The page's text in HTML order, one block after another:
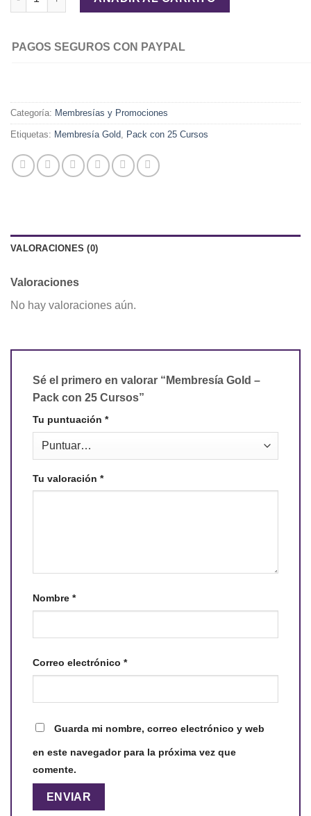
PAGOS SEGUROS CON PAYPAL
Categoría: Membresías y Promociones
Etiquetas: Membresía Gold, Pack con 25 Cursos
VALORACIONES (0)
Valoraciones
No hay valoraciones aún.
Sé el primero en valorar “Membresía Gold –
Pack con 25 Cursos”
Tu puntuación *
Tu valoración *
Nombre *
Correo electrónico *
Guarda mi nombre, correo electrónico y web
en este navegador para la próxima vez que
comente.